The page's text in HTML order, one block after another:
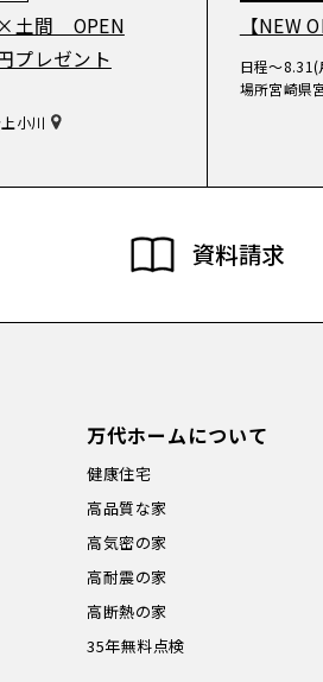
土間 OPEN
プレゼント
小川
【NEW
日程〜8.31(
場所宮崎県
資料請求
万代ホームについて
健康住宅
高品質な家
高気密の家
高耐震の家
高断熱の家
35年無料点検